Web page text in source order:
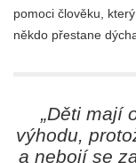
pomoci člověku,
někdo přestane
„Děti mají
výhodu,
a nebojí se